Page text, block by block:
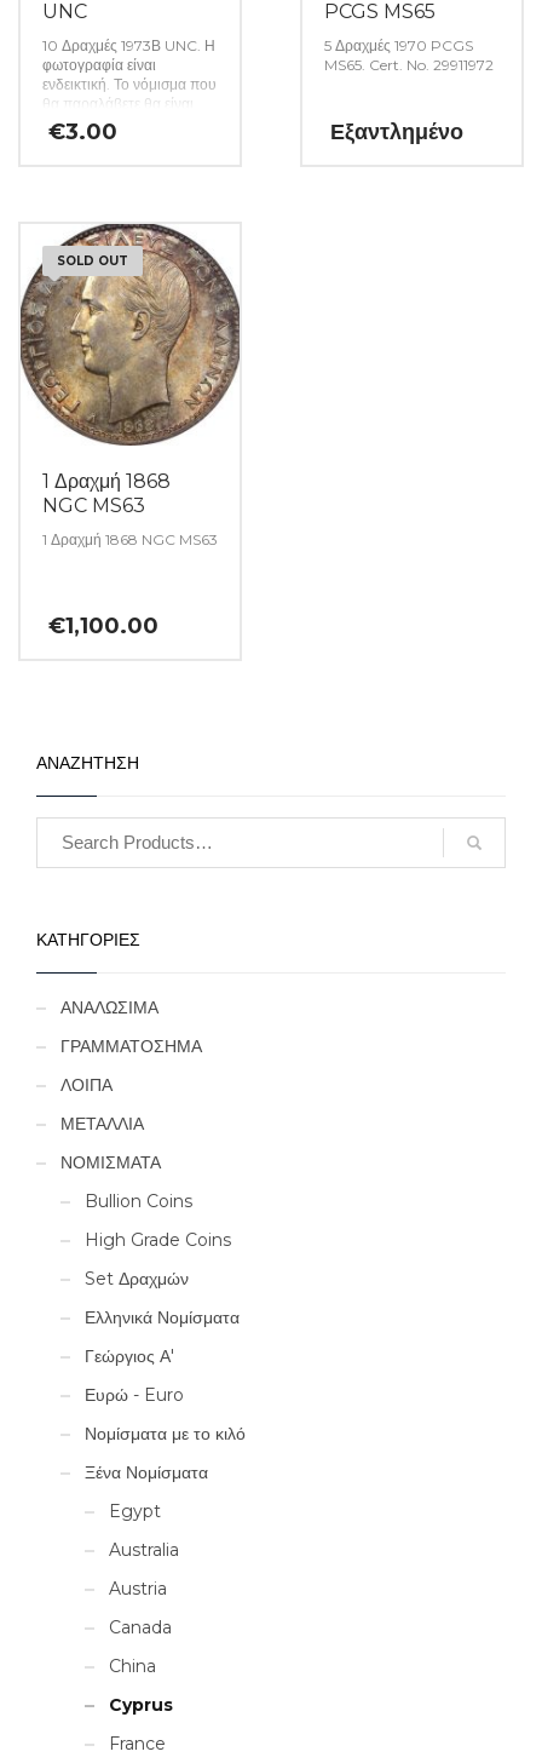
UNC
10 Δραχμές 1973Β UNC. Η
φωτογραφία είναι
ενδεικτική. Το νόμισμα που
θα παραλάβετε θα είναι
αυστηρώς ακυκλοφόρητο
από μασούρι τραπέζης.
€3.00
PCGS MS65
5 Δραχμές 1970 PCGS
MS65. Cert. No. 29911972
Εξαντλημένο
SOLD OUT
1 Δραχμή 1868
NGC MS63
1 Δραχμή 1868 NGC MS63
€1,100.00
ΑΝΑΖΗΤΗΣΗ
ΚΑΤΗΓΟΡΙΕΣ
ΑΝΑΛΩΣΙΜΑ
ΓΡΑΜΜΑΤΟΣΗΜΑ
ΛΟΙΠΑ
ΜΕΤΑΛΛΙΑ
ΝΟΜΙΣΜΑΤΑ
Bullion Coins
High Grade Coins
Set Δραχμών
Ελληνικά Νομίσματα
Γεώργιος Α'
Ευρώ - Euro
Νομίσματα με το κιλό
Ξένα Νομίσματα
Egypt
Australia
Austria
Canada
China
Cyprus
France